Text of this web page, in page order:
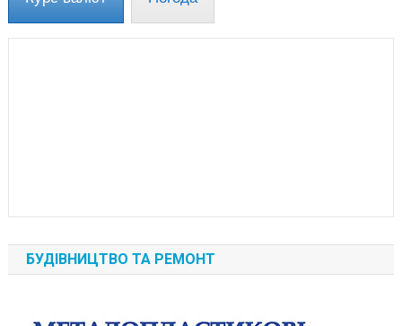
БУДІВНИЦТВО ТА РЕМОНТ